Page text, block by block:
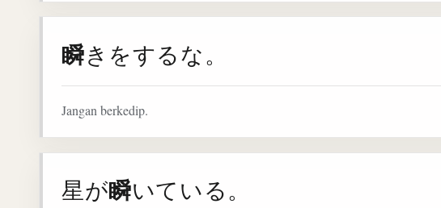
瞬きをするな。
Jangan berkedip.
星が瞬いている。